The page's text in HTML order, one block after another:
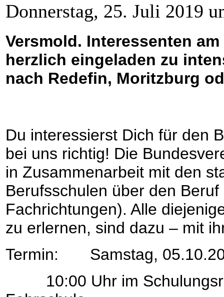
Donnerstag, 25. Juli 2019
Versmold. Interessenten
herzlich eingeladen zu
nach Redefin, Moritzburg
Du interessierst Dich für den
bei uns richtig! Die
in Zusammenarbeit mit den
Berufsschulen über den
Fachrichtungen). Alle
zu erlernen, sind dazu – mit
Termin: Samstag,
10:00 Uhr im